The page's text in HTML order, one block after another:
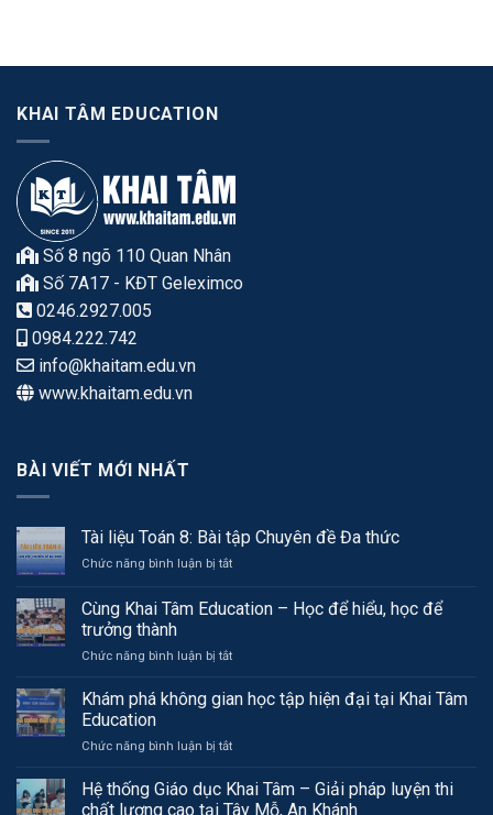
KHAI TÂM EDUCATION
Số 8 ngõ 110 Quan Nhân
Số 7A17 - KĐT Geleximco
0246.2927.005
0984.222.742
info@khaitam.edu.vn
www.khaitam.edu.vn
BÀI VIẾT MỚI NHẤT
Tài liệu Toán 8: Bài tập Chuyên đề Đa thức
Chức năng bình luận bị tắtở
liệu
Toán
Bài
Chuyên
thức
Cùng Khai Tâm Education – Học để hiểu, học để
trưởng thành
Chức năng bình luận bị tắtở
Khai
–
để
hiểu,
Khám phá không gian học tập hiện đại tại Khai Tâm
Education
Chức năng bình luận bị tắtở
phá
không
Hệ thống Giáo dục Khai Tâm – Giải pháp luyện thi
chất lượng cao tại Tây Mỗ, An Khánh